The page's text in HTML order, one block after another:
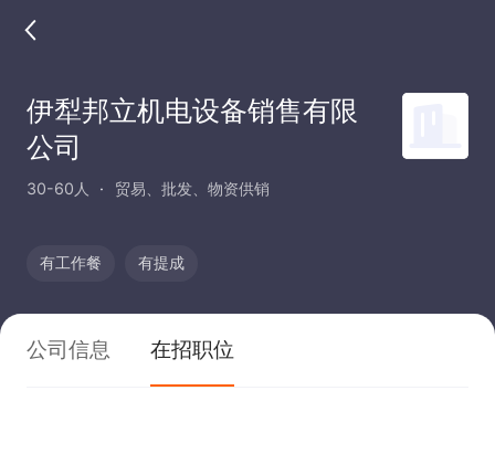
伊犁邦立机电设备销售有限
公司
30-60人 贸易、批发、物资供销
有工作餐 有提成
公司信息 在招职位